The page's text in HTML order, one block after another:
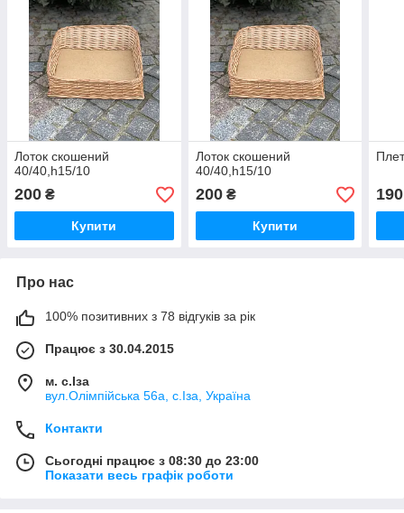
Лоток скошений
40/40,h15/10
200 ₴
Купити
Лоток скошений
40/40,h15/10
200₴
Купити
190
Про нас
100% позитивних з 78 відгуків за рік
Працює з 30.04.2015
м. с.Іза
вул.Олімпійська 56а, с.Іза, Україна
Контакти
Сьогодні працює з 08:30 до 23:00
Показати весь графік роботи